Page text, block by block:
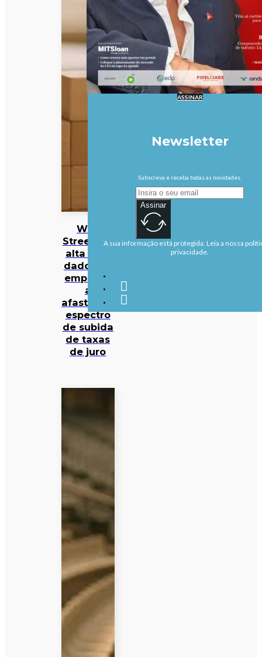
Wall
Street em
alta com
dados de
emprego
a
afastarem
espectro
de subida
de taxas
de juro
ASSINAR
Newsletter
Subscreva e receba todas as novidades.
Assinar
A sua informação está protegida. Leia a nossa
privacidade.